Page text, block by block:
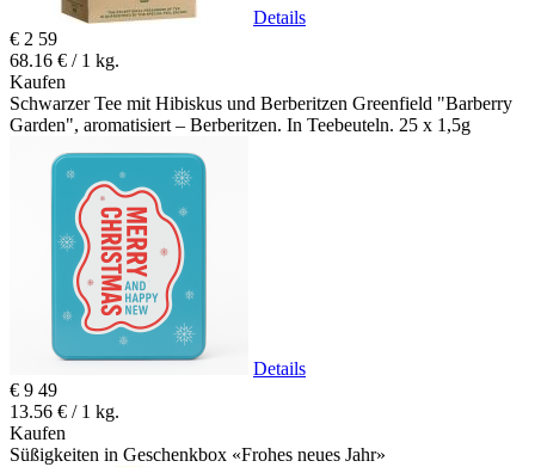
Details
€ 2 59
68.16 € / 1 kg.
Kaufen
Schwarzer Tee mit Hibiskus und Berberitzen Greenfield "Barberry
Garden", aromatisiert – Berberitzen. In Teebeuteln. 25 x 1,5g
Details
€ 9 49
13.56 € / 1 kg.
Kaufen
Süßigkeiten in Geschenkbox «Frohes neues Jahr»